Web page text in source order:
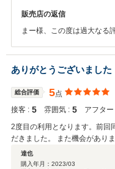
販売店の返信
まー様、この度は過大なる
て売りっぱなしはしません
で、気になる点や相談など
良きカーライフとご家族の
ありがとうございました
総合評価 5点
接客 : 5 雰囲気 : 5 アフター
2度目の利用となります。前回
だきました。 また機会があり
達也
購入年月： 2023/03